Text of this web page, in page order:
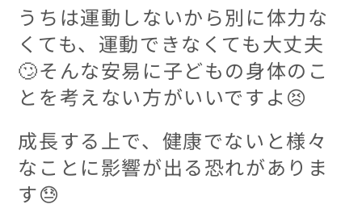
うちは運動しないから別に体力な
くても、運動できなくても大丈夫
🙄そんな安易に子どもの身体のこ
とを考えない方がいいですよ😣
成長する上で、健康でないと様々
なことに影響が出る恐れがありま
す😓